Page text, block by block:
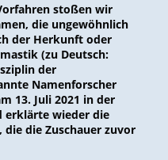
stoßen wir
die ungewöhnlich
der Herkunft oder
(zu Deutsch:
der
Namenforscher
13. Juli 2021 in der
erklärte wieder die
die Zuschauer zuvor